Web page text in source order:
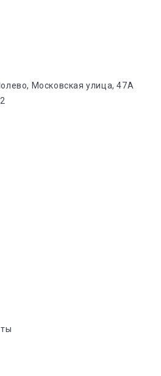
Московская улица, 47А